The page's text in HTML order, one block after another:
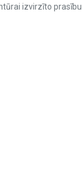
izvirzīto